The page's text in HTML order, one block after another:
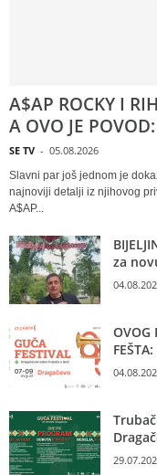
A$AP ROCKY I
A OVO JE
SE TV - 05.08.2026
Slavni par još jednom je
najnoviji detalji iz njihovog
A$AP...
za
OVOG